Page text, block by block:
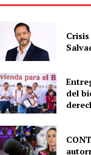
del